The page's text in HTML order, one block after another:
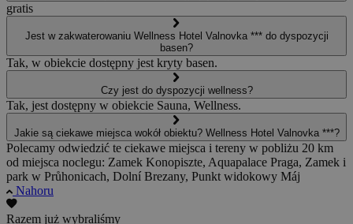
gratis
Jest w zakwaterowaniu Wellness Hotel Valnovka *** do dyspozycji
basen?
Tak, w obiekcie dostępny jest kryty basen.
Czy jest do dyspozycji wellness?
Tak, jest dostępny w obiekcie Sauna, Wellness.
Jakie są ciekawe miejsca wokół obiektu? Wellness Hotel Valnovka ***?
Polecamy odwiedzić te ciekawe miejsca i tereny w pobliżu 20 km
od miejsca noclegu: Zamek Konopiszte, Aquapalace Praga, Zamek i
park w Průhonicach, Dolní Brezany, Punkt widokowy Máj
Nahoru
Razem już wybraliśmy